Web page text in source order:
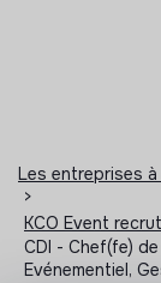
Les entreprises
>
KCO Event
CDI - Chef(fe)
Evénementiel,